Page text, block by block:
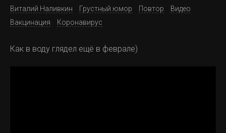
Виталий Наливкин Грустный юмор Повтор
Видео
Вакцинация
Коронавирус
Как в воду глядел ещё в феврале)